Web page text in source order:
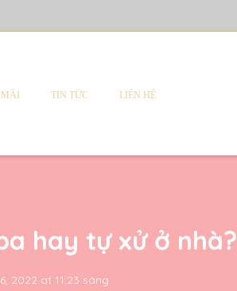
TIN TỨC LIÊN HỆ
hay tự xử ở nhà?
2022 at 11:23 sáng